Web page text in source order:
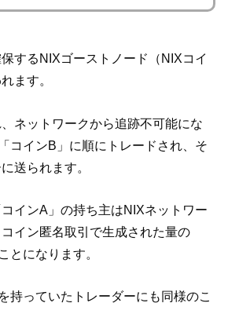
するNIXゴーストノード（NIXコイ
ます。
ネットワークから追跡不可能にな
コインB」に順にトレードされ、そ
送られます。
インA」の持ち主はNIXネットワー
イン匿名取引で生成された量の
とになります。
持っていたトレーダーにも同様のこ